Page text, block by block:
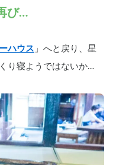
び…
ハウス 」へと戻り、星
り寝ようではないか…